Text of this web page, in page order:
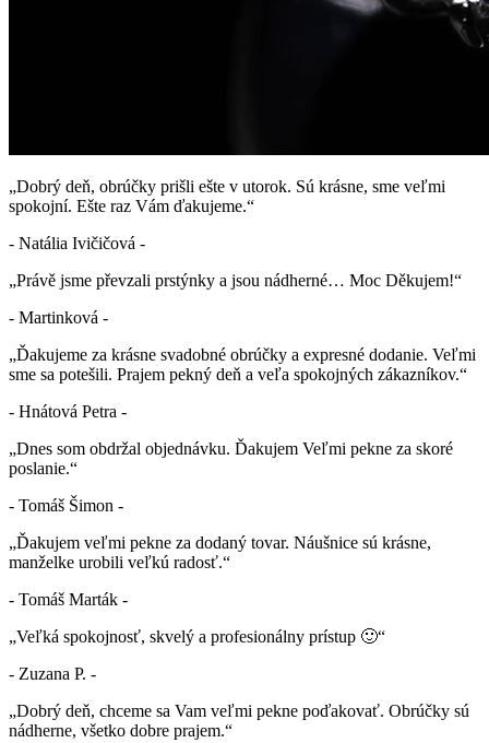
„Dobrý deň, obrúčky prišli ešte v utorok. Sú krásne, sme veľmi
spokojní. Ešte raz Vám ďakujeme.“
- Natália Ivičičová -
„Právě jsme převzali prstýnky a jsou nádherné… Moc Děkujem!“
- Martinková -
„Ďakujeme za krásne svadobné obrúčky a expresné dodanie. Veľmi
sme sa potešili. Prajem pekný deň a veľa spokojných zákazníkov.“
- Hnátová Petra -
„Dnes som obdržal objednávku. Ďakujem Veľmi pekne za skoré
poslanie.“
- Tomáš Šimon -
„Ďakujem veľmi pekne za dodaný tovar. Náušnice sú krásne,
manželke urobili veľkú radosť.“
- Tomáš Marták -
„Veľká spokojnosť, skvelý a profesionálny prístup 🙂“
- Zuzana P. -
„Dobrý deň, chceme sa Vam veľmi pekne poďakovať. Obrúčky sú
nádherne, všetko dobre prajem.“